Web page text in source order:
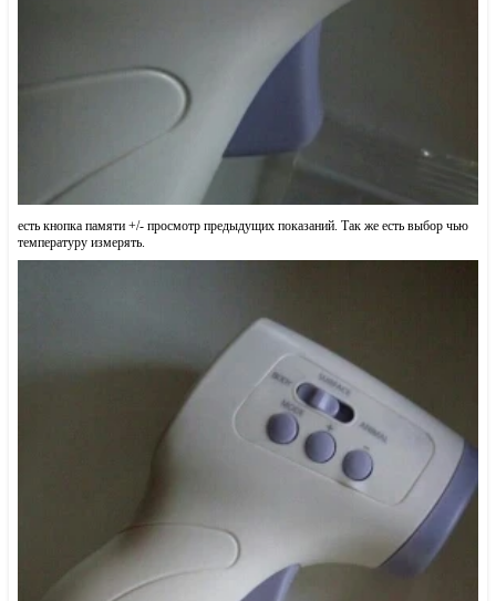
есть кнопка памяти +/- просмотр предыдущих показаний. Так же есть выбор чью
температуру измерять.